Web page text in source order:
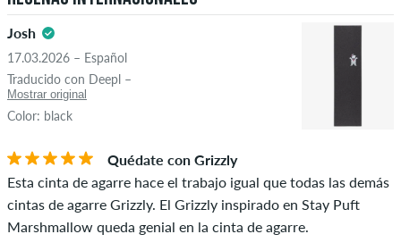
Josh
17.03.2026 – Español
Traducido con Deepl –
Mostrar original
Color: black
Quédate con Grizzly
Esta cinta de agarre hace el trabajo igual que todas las demás
cintas de agarre Grizzly. El Grizzly inspirado en Stay Puft
Marshmallow queda genial en la cinta de agarre.